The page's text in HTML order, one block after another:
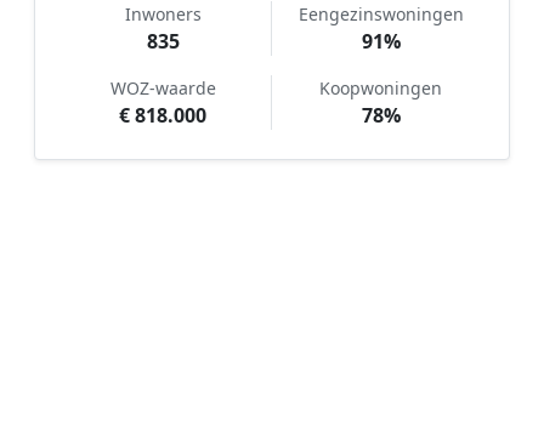
Inwoners
835
Eengezinswoningen
91%
WOZ-waarde
€ 818.000
Koopwoningen
78%